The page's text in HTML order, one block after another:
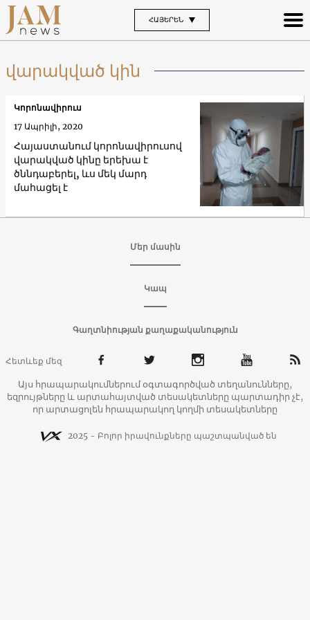
ՀԱՅԵՐԵՆ
վարակված կին
Հայաստանում կորոնավիրուսով
վարակված կինը երեխա է
ծննդաբերել, ևս մեկ մարդ
մահացել է
Կորոնավիրուս
17 Ապրիլի, 2020
Մեր մասին
Կապ
Գաղտնիության քաղաքականություն
Հետևեք մեզ
Այս հրապարակումներում օգտագործված տեղանունները,
եզրույթները և արտահայտված տեսակետները պարտադիր չէ,
որ արտացոլեն հրապարակող կողմի տեսակետները
2025 - Բոլոր իրավունքները պաշտպանված են